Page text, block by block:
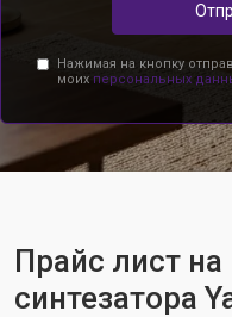
Нажимая на кнопку
моих персональных
Прайс лист
синтезатора